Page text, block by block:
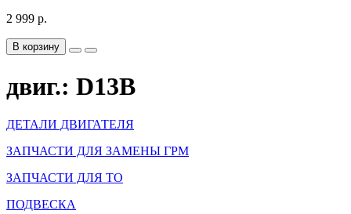
2 999 р.
В корзину
двиг.: D13B
ДЕТАЛИ ДВИГАТЕЛЯ
ЗАПЧАСТИ ДЛЯ ЗАМЕНЫ ГРМ
ЗАПЧАСТИ ДЛЯ ТО
ПОДВЕСКА